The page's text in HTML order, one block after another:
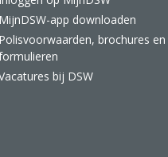
MijnDSW-app downloaden
Polisvoorwaarden, brochures en
bij DSW